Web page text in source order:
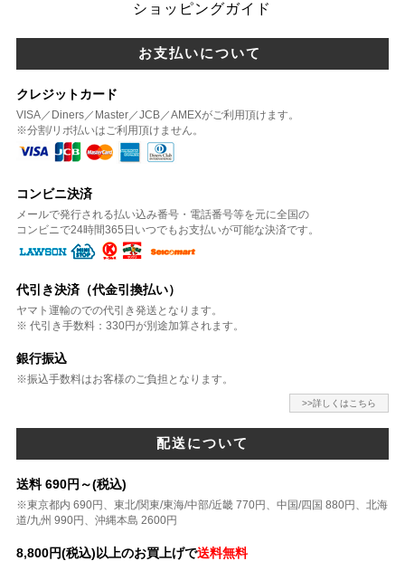
ショッピングガイド
お支払いについて
クレジットカード
VISA／Diners／Master／JCB／AMEXがご利用頂けます。
※分割/リボ払いはご利用頂けません。
コンビニ決済
メールで発行される払い込み番号・電話番号等を元に全国の
コンビニで24時間365日いつでもお支払いが可能な決済です。
代引き決済（代金引換払い）
ヤマト運輸のでの代引き発送となります。
※ 代引き手数料：330円が別途加算されます。
銀行振込
※振込手数料はお客様のご負担となります。
>>詳しくはこちら
配送について
送料 690円～(税込)
※東京都内 690円、東北/関東/東海/中部/近畿 770円、中国/四国 880円、北海
道/九州 990円、沖縄本島 2600円
8,800円(税込)以上のお買上げで送料無料